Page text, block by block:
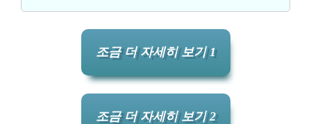
조금 더 자세히 보기 1
조금 더 자세히 보기 2